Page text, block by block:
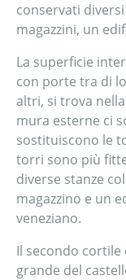
conservati
magazzini, un
La superficie
con porte tra di
altri, si trova
mura esterne ci
sostituiscono le
torri sono più
diverse stanze
magazzino e un
veneziano.
Il secondo
grande del